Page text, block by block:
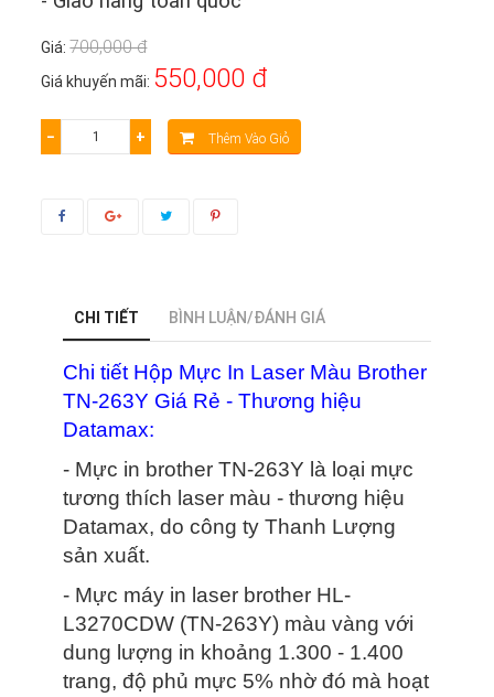
Giá:700,000 đ
Giá khuyến mãi: 550,000 đ
− + Thêm Vào Giỏ
CHI TIẾT BÌNH LUẬN/ĐÁNH GIÁ
Chi tiết Hộp Mực In Laser Màu Brother
TN-263Y Giá Rẻ - Thương hiệu
Datamax:
- Mực in brother TN-263Y là loại mực
tương thích laser màu - thương hiệu
Datamax, do công ty Thanh Lượng
sản xuất.
- Mực máy in laser brother HL-
L3270CDW (TN-263Y) màu vàng với
dung lượng in khoảng 1.300 - 1.400
trang, độ phủ mực 5% nhờ đó mà hoạt